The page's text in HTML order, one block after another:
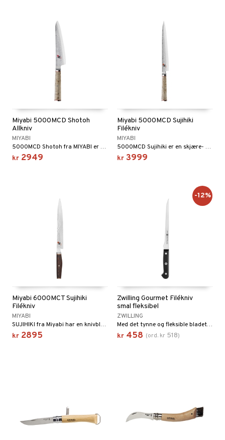
Miyabi 5000MCD Shotoh
Allkniv
MIYABI
5000MCD Shotoh fra MIYABI er en mindre, men skarp skrell- og grønnsakskniv.
kr 2949
Miyabi 5000MCD Sujihiki
Filékniv
MIYABI
5000MCD Sujihiki er en skjære- eller filetkniv med ekstra skarp skarphet og fleksibilitet.
kr 3999
Miyabi 6000MCT Sujihiki
Filékniv
MIYABI
SUJIHIKI fra Miyabi har en knivbladkjerne av mikrokarbidpulverstål MC63 og innstøpt i to stållag.
kr 2895
Zwilling Gourmet Filékniv
smal fleksibel
ZWILLING
Med det tynne og fleksible bladet er Zwilling Gourmet Filet Knife utmerket for filetering av kjøtt og fisk. Bladet glir lett gjennom fisken eller kjøttet.
kr 458 (ord. kr 518)
-12%